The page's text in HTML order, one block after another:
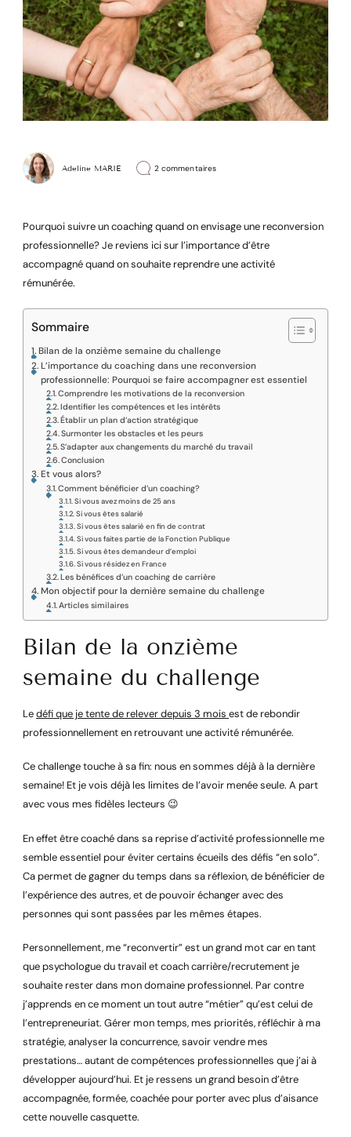
Adeline MARIE 2 commentairessur
reconversion
professionnelle
Pourquoi suivre un coaching quand on envisage une reconversion
professionnelle? Je reviens ici sur l’importance d’être
accompagné quand on souhaite reprendre une activité
rémunérée.
Sommaire
Bilan de la onzième semaine du challenge
L’importance du coaching dans une reconversion
professionnelle: Pourquoi se faire accompagner est essentiel
Comprendre les motivations de la reconversion
Identifier les compétences et les intérêts
Établir un plan d’action stratégique
Surmonter les obstacles et les peurs
S’adapter aux changements du marché du travail
Conclusion
Et vous alors?
Comment bénéficier d’un coaching?
Si vous avez moins de 25 ans
Si vous êtes salarié
Si vous êtes salarié en fin de contrat
Si vous faites partie de la Fonction Publique
Si vous êtes demandeur d’emploi
Si vous résidez en France
Les bénéfices d’un coaching de carrière
Mon objectif pour la dernière semaine du challenge
Articles similaires
Bilan de la onzième
semaine du challenge
Ledéfi que je tente de relever depuis 3 mois est de rebondir
professionnellement en retrouvant une activité rémunérée.
Ce challenge touche à sa fin: nous en sommes déjà à la dernière
semaine! Et je vois déjà les limites de l’avoir menée seule. A part
avec vous mes fidèles lecteurs 😉
En effet être coaché dans sa reprise d’activité professionnelle me
semble essentiel pour éviter certains écueils des défis “en solo”.
Ca permet de gagner du temps dans sa réflexion, de bénéficier de
l’expérience des autres, et de pouvoir échanger avec des
personnes qui sont passées par les mêmes étapes.
Personnellement, me “reconvertir” est un grand mot car en tant
que psychologue du travail et coach carrière/recrutement je
souhaite rester dans mon domaine professionnel. Par contre
j’apprends en ce moment un tout autre “métier” qu’est celui de
l’entrepreneuriat. Gérer mon temps, mes priorités, réfléchir à ma
stratégie, analyser la concurrence, savoir vendre mes
prestations… autant de compétences professionnelles que j’ai à
développer aujourd’hui. Et je ressens un grand besoin d’être
accompagnée, formée, coachée pour porter avec plus d’aisance
cette nouvelle casquette.